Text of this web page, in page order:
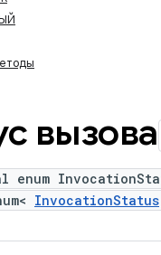
вызова
InvocationStatus